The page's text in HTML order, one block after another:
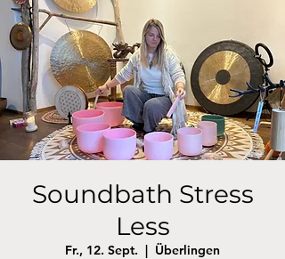
Soundbath Stress
Less
Fr., 12. Sept.
  |
Überlingen